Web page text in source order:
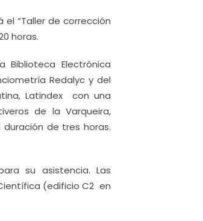
el “Taller de corrección
horas.
Electrónica
Redalyc y del
Latindex con una
de la Varqueira,
de tres horas.
su asistencia. Las
(edificio C2 en